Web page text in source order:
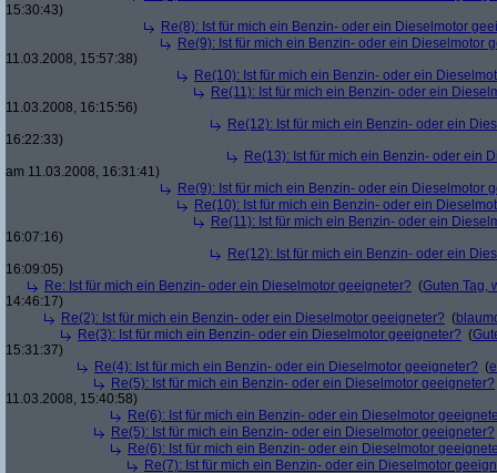
15:30:43)
Re(8): Ist für mich ein Benzin- oder ein Dieselmotor
Re(9): Ist für mich ein Benzin- oder ein Dieselmotor
11.03.2008, 15:57:38)
Re(10): Ist für mich ein Benzin- oder ein
Re(11): Ist für mich ein Benzin- oder ein
11.03.2008, 16:15:56)
Re(12): Ist für mich ein Benzin- oder ein
16:22:33)
Re(13): Ist für mich ein Benzin- oder ein
am 11.03.2008, 16:31:41)
Re(9): Ist für mich ein Benzin- oder ein Dieselmotor
Re(10): Ist für mich ein Benzin- oder ein
Re(11): Ist für mich ein Benzin- oder ein
16:07:16)
Re(12): Ist für mich ein Benzin- oder ein
16:09:05)
Re: Ist für mich ein Benzin- oder ein Dieselmotor geeigneter? (Guten Tag,
14:46:17)
Re(2): Ist für mich ein Benzin- oder ein Dieselmotor geeigneter? (
Re(3): Ist für mich ein Benzin- oder ein Dieselmotor geeigneter? (
15:31:37)
Re(4): Ist für mich ein Benzin- oder ein Dieselmotor geeigneter? (
Re(5): Ist für mich ein Benzin- oder ein Dieselmotor geeigneter?
11.03.2008, 15:40:58)
Re(6): Ist für mich ein Benzin- oder ein Dieselmotor
Re(5): Ist für mich ein Benzin- oder ein Dieselmotor geeigneter?
Re(6): Ist für mich ein Benzin- oder ein Dieselmotor
Re(7): Ist für mich ein Benzin- oder ein Dieselmotor